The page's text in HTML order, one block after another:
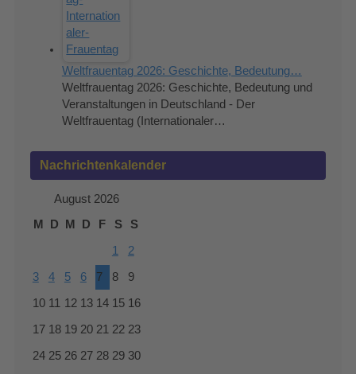
Weltfrauentag 2026: Geschichte, Bedeutung…
Weltfrauentag 2026: Geschichte, Bedeutung und
Veranstaltungen in Deutschland - Der
Weltfrauentag (Internationaler…
Nachrichtenkalender
August 2026
M
D M D F S S
1 2
3 4 5 6 7 8 9
10 11 12 13 14 15 16
17 18 19 20 21 22 23
24 25 26 27 28 29 30